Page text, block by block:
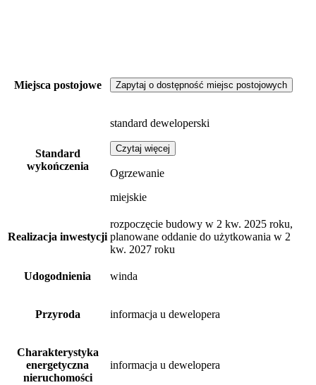
Miejsca postojowe Zapytaj o dostępność miejsc postojowych
Standard
wykończenia
standard deweloperski
Czytaj więcej
Ogrzewanie
miejskie
Realizacja inwestycji
rozpoczęcie budowy w 2 kw. 2025 roku,
planowane oddanie do użytkowania w 2
kw. 2027 roku
Udogodnienia winda
Przyroda informacja u dewelopera
Charakterystyka
energetyczna
nieruchomości
informacja u dewelopera